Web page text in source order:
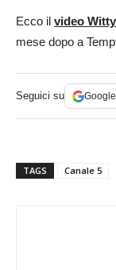
Ecco il video
mese dopo a
Seguici su Google
TAGS Canale 5